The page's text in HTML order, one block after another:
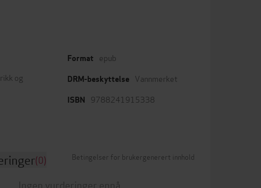
og
Format epub
DRM-beskyttelse Vannmerket
ISBN 9788241915338
(0) Betingelser for brukergenerert innhold
Ingen vurderinger ennå